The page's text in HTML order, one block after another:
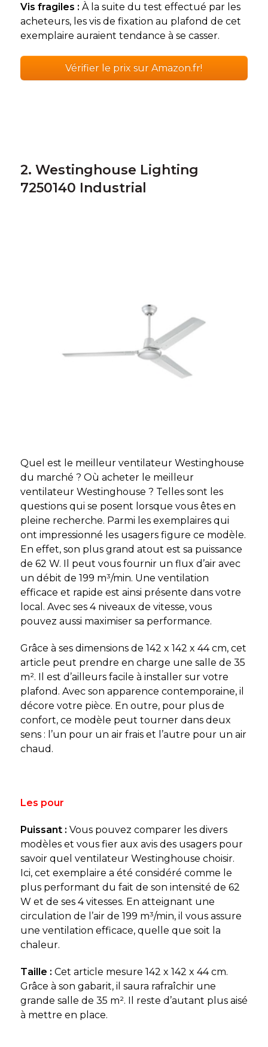
Vis fragiles : À la suite du test effectué par les
acheteurs, les vis de fixation au plafond de cet
exemplaire auraient tendance à se casser.
Vérifier le prix sur Amazon.fr!
2. Westinghouse Lighting
7250140 Industrial
Quel est le meilleur ventilateur Westinghouse
du marché ? Où acheter le meilleur
ventilateur Westinghouse ? Telles sont les
questions qui se posent lorsque vous êtes en
pleine recherche. Parmi les exemplaires qui
ont impressionné les usagers figure ce modèle.
En effet, son plus grand atout est sa puissance
de 62 W. Il peut vous fournir un flux d’air avec
un débit de 199 m³/min. Une ventilation
efficace et rapide est ainsi présente dans votre
local. Avec ses 4 niveaux de vitesse, vous
pouvez aussi maximiser sa performance.
Grâce à ses dimensions de 142 x 142 x 44 cm,cet
article peut prendre en charge une salle de 35
m². Il est d’ailleurs facile à installer sur votre
plafond. Avec son apparence contemporaine, il
décore votre pièce. En outre, pour plus de
confort, ce modèle peut tourner dans deux
sens : l’un pour un air frais et l’autre pour un air
chaud.
Les pour
Puissant : Vous pouvez comparer les divers
modèles et vous fier aux avis des usagers pour
savoir quel ventilateur Westinghouse choisir.
Ici, cet exemplaire a été considéré comme le
plus performant du fait de son intensité de 62
W et de ses 4 vitesses. En atteignant une
circulation de l’air de 199 m³/min, il vous assure
une ventilation efficace, quelle que soit la
chaleur.
Taille : Cet article mesure 142 x 142 x 44 cm.
Grâce à son gabarit, il saura rafraîchir une
grande salle de 35 m². Il reste d’autant plus aisé
à mettre en place.